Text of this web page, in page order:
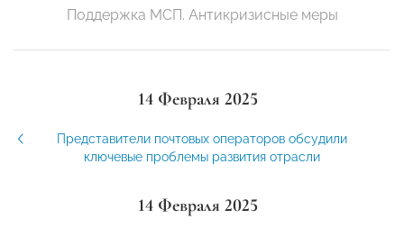
Поддержка МСП. Антикризисные меры
14 Февраля 2025
Представители почтовых операторов обсудили
ключевые проблемы развития отрасли
14 Февраля 2025